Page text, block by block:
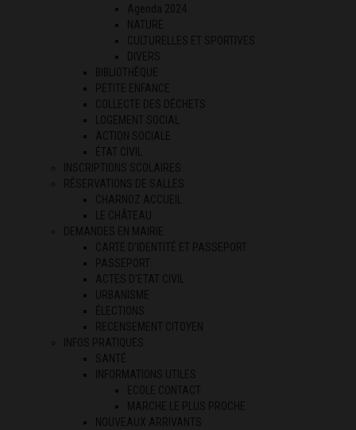
Agenda 2024
NATURE
CULTURELLES ET SPORTIVES
DIVERS
BIBLIOTHÈQUE
PETITE ENFANCE
COLLECTE DES DÉCHETS
LOGEMENT SOCIAL
ACTION SOCIALE
ÉTAT CIVIL
INSCRIPTIONS SCOLAIRES
RÉSERVATIONS DE SALLES
CHARNOZ ACCUEIL
LE CHÂTEAU
DEMANDES EN MAIRIE
CARTE D’IDENTITÉ ET PASSEPORT
PASSEPORT
ACTES D’ETAT CIVIL
URBANISME
ÉLECTIONS
RECENSEMENT CITOYEN
INFOS PRATIQUES
SANTÉ
INFORMATIONS UTILES
ECOLE CONTACT
MARCHE LE PLUS PROCHE
NOUVEAUX ARRIVANTS